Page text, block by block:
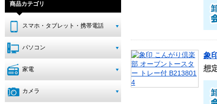
商品カテゴリ
スマホ・タブレット・携帯電話
パソコン
家電
カメラ
象
想